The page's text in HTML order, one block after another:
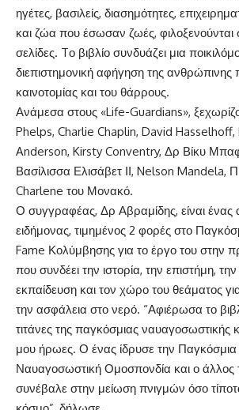
ηγέτες, βασιλείς, διασημότητες,
και ζώα που έσωσαν ζωές, φιλοξενούνται
σελίδες. Tο βιβλίο συνδυάζει μια
διεπιστημονική αφήγηση της ανθρώπινης
καινοτομίας και του θάρρους.
Ανάμεσα στους «Life-Guardians»,
Phelps, Charlie Chaplin, David Hasselhoff,
Anderson, Kirsty Conventry, Δρ Βίκυ
Βασίλισσα Ελισάβετ ΙΙ, Nelson Mandela,
Charlene του Μονακό.
Ο συγγραφέας, Δρ Αβραμίδης, είναι ένας
ειδήμονας, τιμημένος 2 φορές στο
Fame Κολύμβησης για το έργο του στην
που συνδέει την ιστορία, την επιστήμη, την
εκπαίδευση και τον χώρο του θεάματος
την ασφάλεια στο νερό. “Αφιέρωσα το
τιτάνες της παγκόσμιας ναυαγοσωστικής
μου ήρωες. Ο ένας ίδρυσε την Παγκόσμια
Ναυαγοσωστική Ομοσπονδία και ο άλλος
συνέβαλε στην μείωση πνιγμών όσο